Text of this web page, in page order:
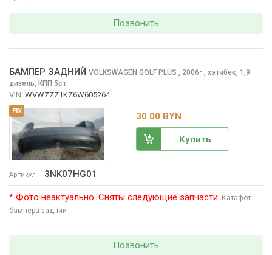
Позвонить
FIX
Артикул 3NK07HG01
БАМПЕР ЗАДНИЙ VOLKSWAGEN GOLF PLUS , 2006г.
хэтчбек, 1,9
дизель, КПП 5ст.
VIN: WVWZZZ1KZ6W605264
30.00 BYN
Купить
* Фото неактуально. Сняты следующие запчасти: Катафот
бампера задний
Позвонить